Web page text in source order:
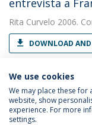
entrevista a
Rita Curvelo 2006.
DOWNLOAD
We use cookies
We may place these
website, show
experience. For more
settings.